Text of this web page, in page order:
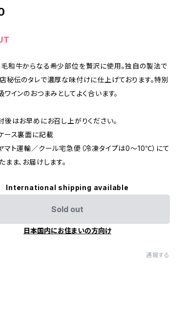
和牛からなる希少部位を贅沢に使用。独自の製法で
秘伝のタレで濃厚な味付けに仕上げております。特別
ワインのおつまみとしてよく合います。
後はお早めにお召し上がりください。
ース裏面に記載
マト運輸／クール宅急便（冷凍タイプは0～10℃）にて
まま、お届けします。
International shipping available
Sold out
日本国内にお住まいの方向け
通報する